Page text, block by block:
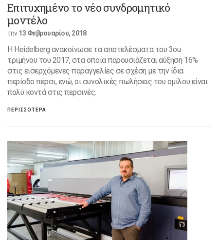
Επιτυχημένο το νέο συνδρομητικό
μοντέλο
την13 Φεβρουαρίου, 2018
Η Heidelberg ανακοίνωσε τα αποτελέσματα του 3ou
τριμήνου του 2017, στα οποία παρουσιάζεται αύξηση 16%
στις εισερχόμενες παραγγελίες σε σχέση με την ίδια
περίοδο πέρσι, ενώ, οι συνολικές πωλήσεις του ομίλου είναι
πολύ κοντά στις περσινές.
ΠΕΡΙΣΣΟΤΕΡΑ